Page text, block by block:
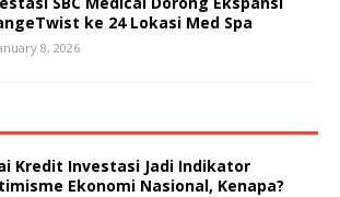
ke 24 Lokasi Med Spa
8, 2026
Kredit Investasi Jadi Indikator
Ekonomi Nasional, Kenapa?